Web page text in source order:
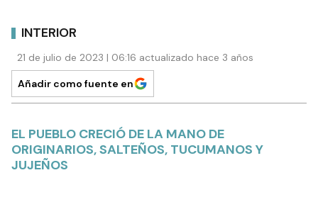
INTERIOR
21 de julio de 2023 | 06:16 actualizado hace 3 años
Añadir como fuente en
EL PUEBLO CRECIÓ DE LA MANO DE
ORIGINARIOS, SALTEÑOS, TUCUMANOS Y
JUJEÑOS